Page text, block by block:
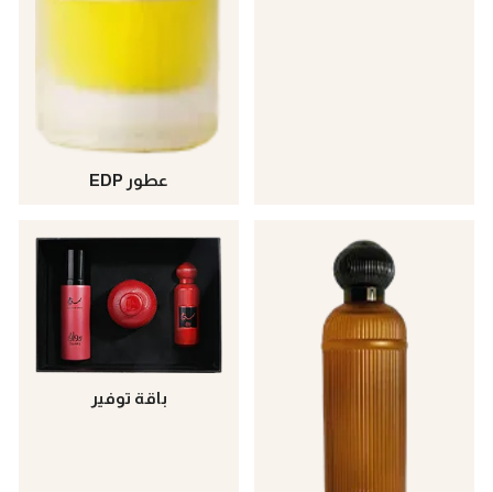
عطور EDP
باقة توفير